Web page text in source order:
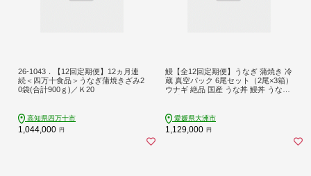
26-1043．【12回定期便】12ヵ月連
続＜四万十食品＞うなぎ蒲焼きざみ2
0袋(合計900ｇ)／Ｋ20
高知県四万十市
1,044,000 円
鰻【全12回定期便】うなぎ 蒲焼き 冷
蔵 真空パック 6尾セット（2尾×3箱）
ウナギ 絶品 国産 うな丼 鰻丼 うな重
送料無料 贈答 冷蔵 真空パック ギフ
ト グルメ 惣菜 簡単調理 時短 湯煎 栄
養満点 健康 贅沢 ご褒美 逸品 極上 ふ
愛媛県大洲市
1,129,000 円